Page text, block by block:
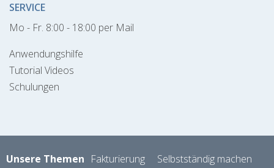
SERVICE
Mo - Fr. 8:00 - 18:00 per Mail
Anwendungshilfe
Tutorial Videos
Schulungen
Unsere Themen Fakturierung
Selbstständig machen